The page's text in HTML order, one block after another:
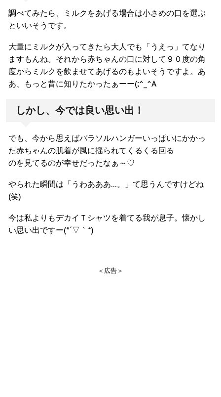
調べてみたら、ミルクをあげる場合は小さめの口を選ぶ
といいそうです。
大量にミルクが入ってきたら大人でも「うえっ」てなり
ますもんね。それから赤ちゃんの口に対して９０度の角
度からミルクを飲ませてあげるのもよいそうですよ。あ
あ、もっと昔に知りたかったぁーー(;^_^A
しかし、今では良い思い出！
でも、今から思えばパラソルハンガーいっぱいにかかっ
た赤ちゃんの肌着が風に揺られてくるくる回る
のを見てるのが幸せだったなぁ～♡
やられた瞬間は「うわあああ…。」て思うんですけどね
(笑)
今は私よりもデカイＴシャツを着てる我が息子。懐かし
い思い出ですー(*´▽｀*)
＜広告＞